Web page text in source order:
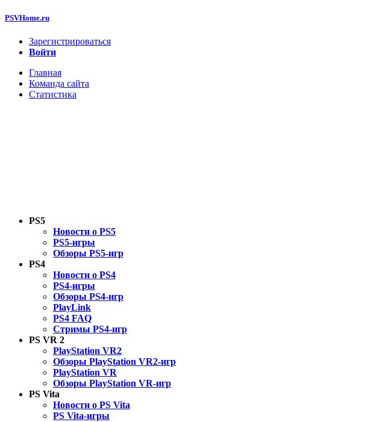
PSVHome.ru
Зарегистрироваться
Войти
Главная
Команда сайта
Статистика
PS5
Новости о PS5
PS5-игры
Обзоры PS5-игр
PS4
Новости о PS4
PS4-игры
Обзоры PS4-игр
PlayLink
PS4 FAQ
Стримы PS4-игр
PS VR 2
PlayStation VR2
Обзоры PlayStation VR2-игр
PlayStation VR
Обзоры PlayStation VR-игр
PS Vita
Новости о PS Vita
PS Vita-игры